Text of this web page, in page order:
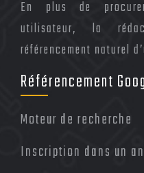
En plus de
utilisateur, la
référencement naturel
Référencement
Moteur de recherche
Inscription dans un